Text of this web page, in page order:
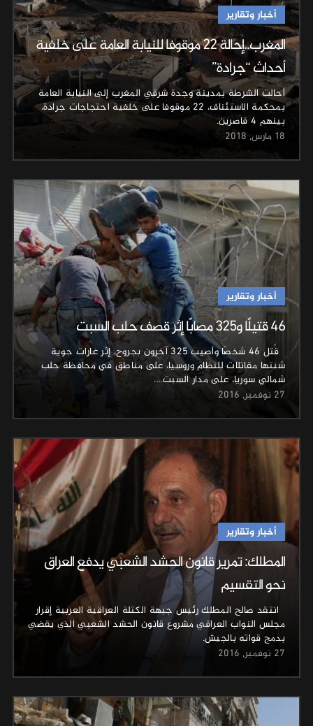
أخبار وتقارير
المغرب..إحالة 22 موقوفا للنيابة العامة على خلفية
أحداث “جرادة”
أحالت الشرطة بمدينة وجدة شرقي المغرب إلى النيابة العامة
بمحكمة الاستئناف، 22 موقوفا على خلفية احتجاجات جرادة،
بينهم 4 قاصرين.
18 مارس, 2018
أخبار وتقارير
46 قتيلًا و325 مصابًا إثر قصف حلب السبت
قُتل 46 شخصًا وأصيب 325 آخرون بجروح، إثر غارات جوية
شنتها مقاتلات للنظام وروسيا، على مناطق في محافظة حلب
شمالي سوريا، على مدار السبت.…
27 نوفمبر, 2016
أخبار وتقارير
المطلك: تمرير قانون الحشد الشعبي يدفع العراق
نحو التقسيم
انتقد صالح المطلك رئيس جبهة الكتلة العراقية العربية إقرار
مجلس النواب العراقي مشروع قانون الحشد الشعبي الذي يقضي
بدمج قواته بالجيش.
27 نوفمبر, 2016